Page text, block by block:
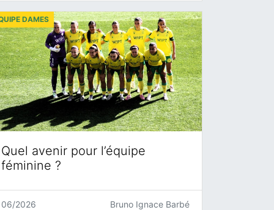
Quel avenir pour l’équipe
féminine ?
DAMES
06/2026 Bruno Ignace Barbé